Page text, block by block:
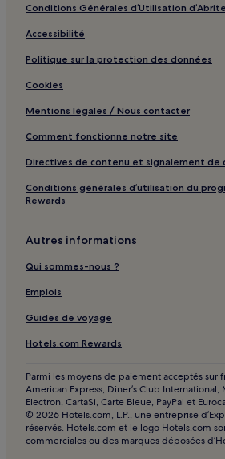
Tanger : hôtels Hôtels pas chers
Tanger : hôtels Hôtels de luxe
Tanger : hôtels 2 étoiles
Tanger : hôtels 3 étoiles
Tanger : hôtels 5 étoiles
Tanger : hôtels Hôtels d’affaires
Tanger : hôtels Hôtels de plage
Tanger : hôtels Hôtels familiaux
Tanger : hôtels Hôtels avec golf
Tanger : hôtels Hôtels avec spa
Région de Tanger-Tétouan-Al
avec parking
Région de Tanger-Tétouan-Al
avec petit-déjeuner gratuit
Conditions Générales d’Utilisation
Accessibilité
Politique sur la protection des données
Cookies
Mentions légales / Nous contacter
Comment fonctionne notre site
Directives de contenu et signalement de
Conditions générales d’utilisation du
Rewards
Autres informations
Qui sommes-nous ?
Emplois
Guides de voyage
Hotels.com Rewards
Parmi les moyens de paiement acceptés sur
American Express, Diner’s Club International,
Electron, CartaSi, Carte Bleue, PayPal et
© 2026 Hotels.com, L.P., une entreprise
réservés. Hotels.com et le logo Hotels.com
commerciales ou des marques déposées